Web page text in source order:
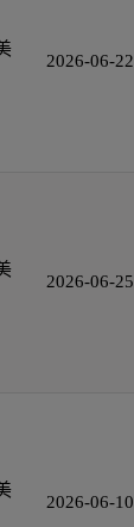
2026-06-22
2026-06-25
2026-06-10